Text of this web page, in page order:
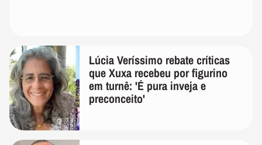
Lúcia Veríssimo rebate críticas
que Xuxa recebeu por figurino
em turnê: 'É pura inveja e
preconceito'